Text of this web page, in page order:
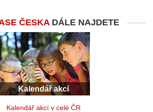
ČESKADÁLE NAJDETE
Kalendář akcí
Kalendář akcí v celé ČR